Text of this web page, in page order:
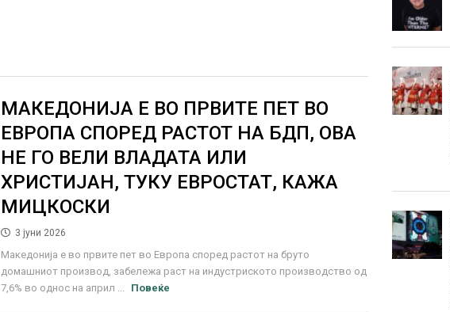
МАКЕДОНИЈА Е ВО ПРВИТЕ ПЕТ ВО
ЕВРОПА СПОРЕД РАСТОТ НА БДП, ОВА
НЕ ГО ВЕЛИ ВЛАДАТА ИЛИ
ХРИСТИЈАН, ТУКУ ЕВРОСТАТ, КАЖА
МИЦКОСКИ
3 јуни 2026
Македонија е во првите пет во Европа според растот на бруто
домашниот производ, забележа раст на индустриското производство од
7,6% во однос на април ...
Повеќе